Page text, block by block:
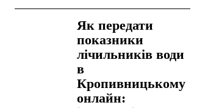
Як передати
показники
лічильників води
в
Кропивницькому
онлайн: